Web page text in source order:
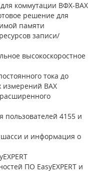
коммутации ВФХ-ВАХ
решение для
памяти
записи/
высокоскоростное
тока до
измерений ВАХ
пользователей 4155 и
шасси и информация о
ПО EasyEXPERT и